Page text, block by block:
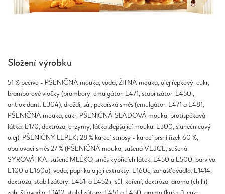
Složení výrobku
51 % pečivo - PŠENIČNÁ mouka, voda, ŽITNÁ mouka, olej řepkový, cukr,
bramborové vločky (brambory, emulgátor: E471, stabilizátor: E450i,
antioxidant: E304), droždí, sůl, pekařská směs (emulgátor: E471 a E481,
PŠENIČNÁ mouka, cukr, PŠENIČNÁ SLADOVÁ mouka, protispékavá
látka: E170, dextróza, enzymy, látka zlepšující mouku: E300, slunečnicový
olej), PŠENIČNÝ LEPEK; 28 % kuřecí stripsy - kuřecí prsní řízek 60 %,
obalovací směs 27 % (PŠENIČNÁ mouka, sušená VEJCE, sušená
SYROVÁTKA, sušené MLÉKO, směs kypřících látek: E450 a E500, barvivo:
E100 a E160a), voda, paprika a její extrakty: E160c, zahušťovadlo: E1414,
dextróza, stabilizátory: E451i a E452ii, sůl, koření, dextróza, aroma (chilli),